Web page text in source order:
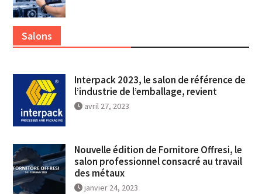
Salons
Interpack 2023, le salon de référence de
l’industrie de l’emballage, revient
avril 27, 2023
Nouvelle édition de Fornitore Offresi, le
salon professionnel consacré au travail
des métaux
janvier 24, 2023